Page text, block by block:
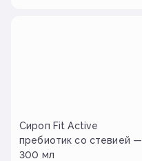
Сироп Fit Active
пребиотик со стевией —
300 мл